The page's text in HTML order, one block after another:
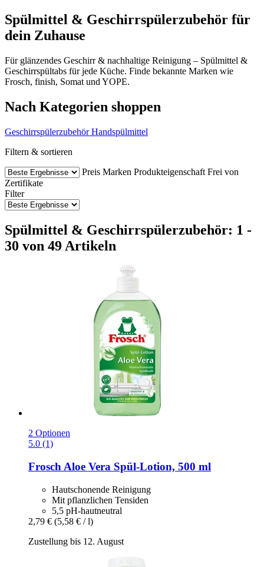
Spülmittel & Geschirrspülerzubehör für
dein Zuhause
Für glänzendes Geschirr & nachhaltige Reinigung – Spülmittel &
Geschirrspültabs für jede Küche. Finde bekannte Marken wie
Frosch, finish, Somat und YOPE.
Nach Kategorien shoppen
Geschirrspülerzubehör Handspülmittel
Filtern & sortieren
Preis Marken Produkteigenschaft Frei von
Zertifikate
Filter
Spülmittel & Geschirrspülerzubehör: 1 -
30 von 49 Artikeln
2 Optionen
5.0 (1)
Frosch Aloe Vera Spül-​Lotion, 500 ml
Hautschonende Reinigung
Mit pflanzlichen Tensiden
5,5 pH-hautneutral
2,79 € (5,58 € / l)
Zustellung bis 12. August